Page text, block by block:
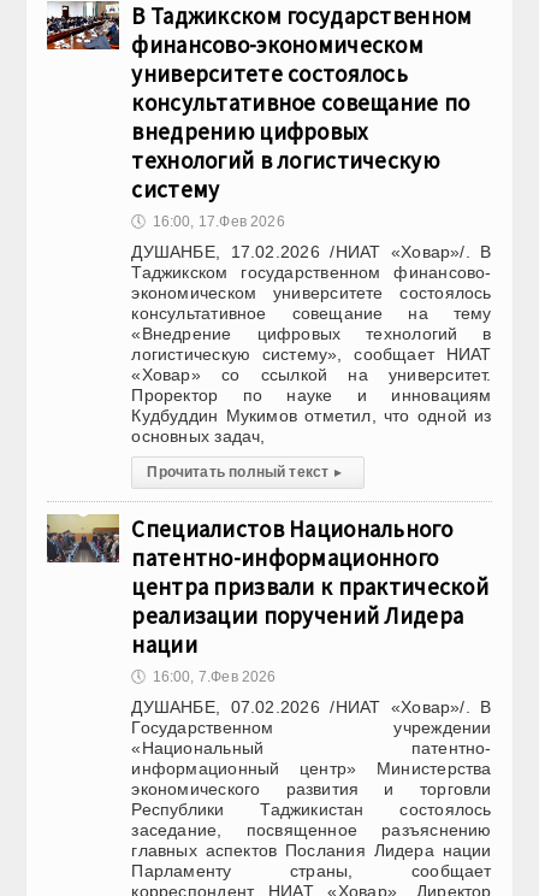
В Таджикском государственном
финансово-экономическом
университете состоялось
консультативное совещание по
внедрению цифровых
технологий в логистическую
систему
🕔 16:00, 17.Фев 2026
ДУШАНБЕ, 17.02.2026 /НИАТ «Ховар»/. В
Таджикском государственном финансово-
экономическом университете состоялось
консультативное совещание на тему
«Внедрение цифровых технологий в
логистическую систему», сообщает НИАТ
«Ховар» со ссылкой на университет.
Проректор по науке и инновациям
Кудбуддин Мукимов отметил, что одной из
основных задач,
Прочитать полный текст ▸
Специалистов Национального
патентно-информационного
центра призвали к практической
реализации поручений Лидера
нации
🕔 16:00, 7.Фев 2026
ДУШАНБЕ, 07.02.2026 /НИАТ «Ховар»/. В
Государственном учреждении
«Национальный патентно-
информационный центр» Министерства
экономического развития и торговли
Республики Таджикистан состоялось
заседание, посвященное разъяснению
главных аспектов Послания Лидера нации
Парламенту страны, сообщает
корреспондент НИАТ «Ховар». Директор